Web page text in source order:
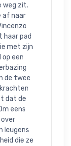
weg zit.
af naar
haar pad
met zijn
op een
de twee
dat de
eens
leugens
die ze